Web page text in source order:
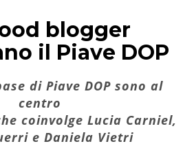
blogger
il Piave DOP
di Piave DOP sono al
centro
coinvolge Lucia Carniel,
e Daniela Vietri